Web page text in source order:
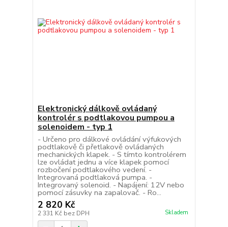
Elektronický dálkově ovládaný
kontrolér s podtlakovou pumpou a
solenoidem - typ 1
- Určeno pro dálkové ovládání výfukových
podtlakově či přetlakově ovládaných
mechanických klapek. - S tímto kontrolérem
lze ovládat jednu a více klapek pomocí
rozbočení podtlakového vedení. -
Integrovaná podtlaková pumpa. -
Integrovaný solenoid. - Napájení: 12V nebo
pomocí zásuvky na zapalovač. - Ro...
2 820 Kč
2 331 Kč bez DPH Skladem